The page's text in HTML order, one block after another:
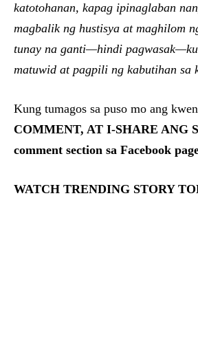
katotohanan, kapag ipinaglaban
magbalik ng hustisya at maghilom
tunay na ganti—hindi
matuwid at pagpili ng kabutihan sa
Kung tumagos sa puso mo ang
COMMENT, AT I-SHARE ANG
comment section sa Facebook
WATCH TRENDING STORY